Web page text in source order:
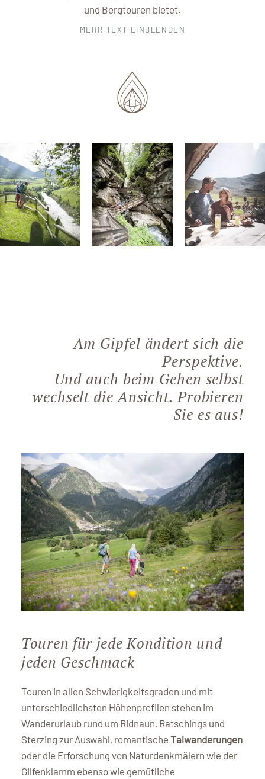
und Bergtouren bietet.
MEHR TEXT EINBLENDEN
Am Gipfel ändert sich die
Perspektive.
Und auch beim Gehen selbst
wechselt die Ansicht. Probieren
Sie es aus!
Touren für jede Kondition und
jeden Geschmack
Touren in allen Schwierigkeitsgraden und mit
unterschiedlichsten Höhenprofilen stehen im
Wanderurlaub rund um Ridnaun, Ratschings und
Sterzing zur Auswahl, romantische Talwanderungen
oder die Erforschung von Naturdenkmälern wie der
Gilfenklamm ebenso wie gemütliche